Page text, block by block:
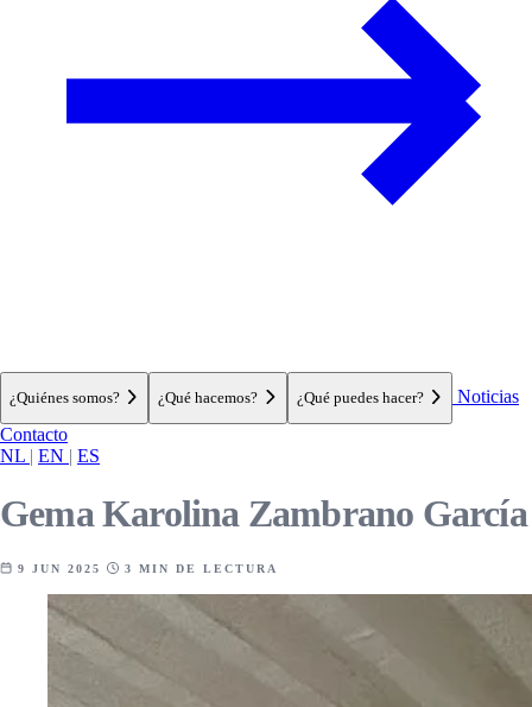
¿Quiénes somos? ¿Qué hacemos? ¿Qué puedes hacer?
Noticias
Contacto
NL | EN | ES
Gema Karolina Zambrano García
9 JUN 2025 3 MIN DE LECTURA